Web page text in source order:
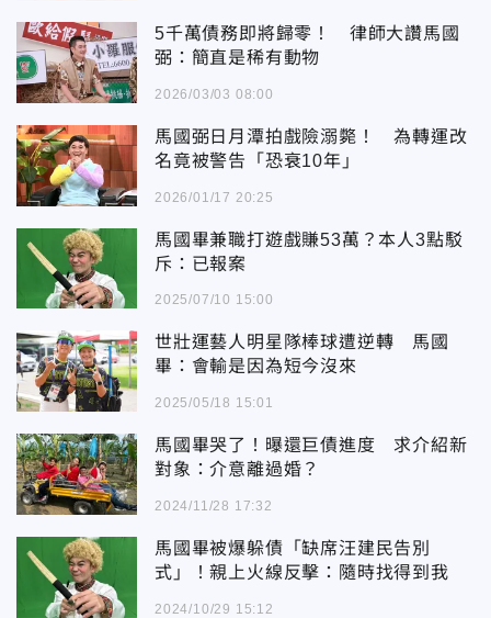
5千萬債務即將歸零！ 律師大讚馬國
弼：簡直是稀有動物
2026/03/03 08:00
馬國弼日月潭拍戲險溺斃！ 為轉運改
名竟被警告「恐衰10年」
2026/01/17 20:25
馬國畢兼職打遊戲賺53萬？本人3點駁
斥：已報案
2025/07/10 15:00
世壯運藝人明星隊棒球遭逆轉 馬國
畢：會輸是因為短今沒來
2025/05/18 15:01
馬國畢哭了！曝還巨債進度 求介紹新
對象：介意離過婚？
2024/11/28 17:32
馬國畢被爆躲債「缺席汪建民告別
式」！親上火線反擊：隨時找得到我
2024/10/29 15:12